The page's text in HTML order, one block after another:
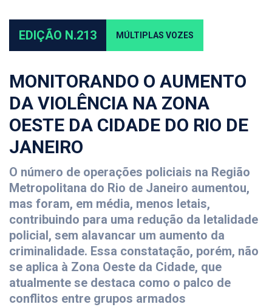
EDIÇÃO N.213 MÚLTIPLAS VOZES
MONITORANDO O AUMENTO
DA VIOLÊNCIA NA ZONA
OESTE DA CIDADE DO RIO DE
JANEIRO
O número de operações policiais na Região
Metropolitana do Rio de Janeiro aumentou,
mas foram, em média, menos letais,
contribuindo para uma redução da letalidade
policial, sem alavancar um aumento da
criminalidade. Essa constatação, porém, não
se aplica à Zona Oeste da Cidade, que
atualmente se destaca como o palco de
conflitos entre grupos armados